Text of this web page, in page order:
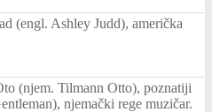
(engl. Ashley Judd), američka
(njem. Tilmann Otto), poznatiji
njemački rege muzičar.